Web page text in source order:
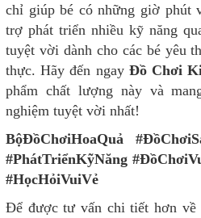
chỉ giúp bé có những giờ phút
trợ phát triển nhiều kỹ năng
tuyệt vời dành cho các bé yêu
thực. Hãy đến ngay Đồ Chơi
phẩm chất lượng này và
nghiệm tuyệt vời nhất!
BộĐồChơiHoaQuả
#PhátTriểnKỹNăng
#HọcHỏiVuiVẻ
Để được tư vấn chi tiết hơn về